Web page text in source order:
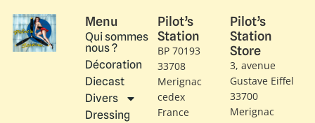
Menu
Qui sommes
nous ?
Décoration
Diecast
Divers
Dressing
Pilot’s
Station
BP 70193
33708
Merignac
cedex
France
Pilot’s
Station
Store
3, avenue
Gustave Eiffel​
33700
Merignac